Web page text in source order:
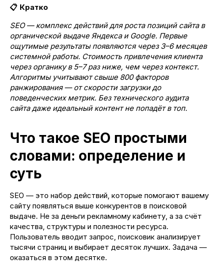
📋 Кратко
SEO — комплекс действий для роста позиций сайта в
органической выдаче Яндекса и Google. Первые
ощутимые результаты появляются через 3–6 месяцев
системной работы. Стоимость привлечения клиента
через органику в 5–7 раз ниже, чем через контекст.
Алгоритмы учитывают свыше 800 факторов
ранжирования — от скорости загрузки до
поведенческих метрик. Без технического аудита
сайта даже идеальный контент не попадёт в топ.
Что такое SEO простыми
словами: определение и
суть
SEO — это набор действий, которые помогают вашему
сайту появляться выше конкурентов в поисковой
выдаче. Не за деньги рекламному кабинету, а за счёт
качества, структуры и полезности ресурса.
Пользователь вводит запрос, поисковик анализирует
тысячи страниц и выбирает десяток лучших. Задача —
оказаться в этом десятке.